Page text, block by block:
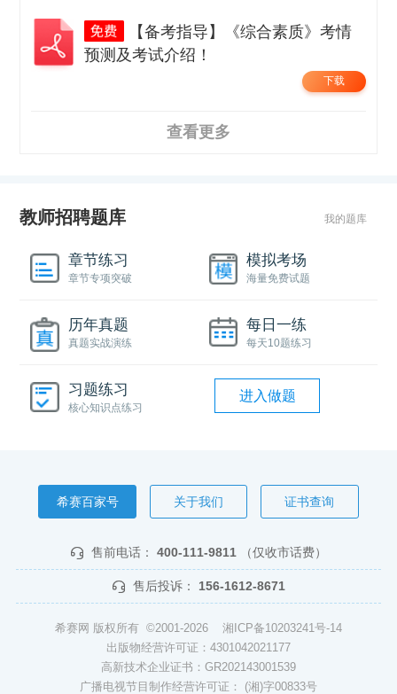
【备考指导】《综合素质》考情
预测及考试介绍！
下载
查看更多
教师招聘题库 我的题库
章节练习
章节专项突破
模拟考场
海量免费试题
历年真题
真题实战演练
每日一练
每天10题练习
习题练习
核心知识点练习
进入做题
希赛百家号 关于我们 证书查询
售前电话： 400-111-9811 （仅收市话费）
售后投诉： 156-1612-8671
希赛网 版权所有 ©2001-2026 湘ICP备10203241号-14
出版物经营许可证：4301042021177
高新技术企业证书：GR202143001539
广播电视节目制作经营许可证： (湘)字00833号